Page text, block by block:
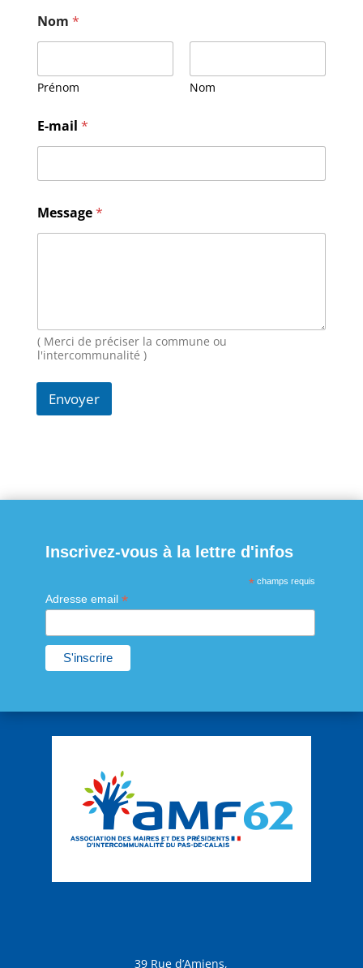
Nom *
Prénom Nom
o
m
e
s
a
g
i
l
E-mail *
Message*
( Merci de préciser la commune ou
l'intercommunalité )
Envoyer
Inscrivez-vous à la lettre d'infos
* champs requis
Adresse email *
39 Rue d’Amiens,